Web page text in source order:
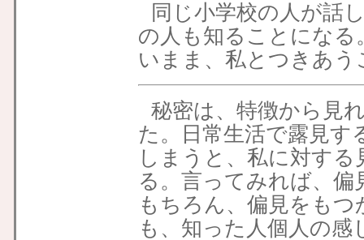
同じ小学校の人が話
の人も知ることにな
いまま、私とつきあう
秘密は、特徴から見
た。日常生活で露見す
しまうと、私に対す
る。言ってみれば、
もちろん、偏見をも
も、知った人個人の感